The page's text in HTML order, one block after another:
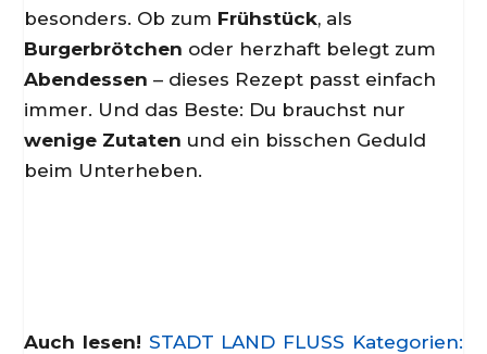
besonders. Ob zum Frühstück, als
Burgerbrötchen oder herzhaft belegt zum
Abendessen – dieses Rezept passt einfach
immer. Und das Beste: Du brauchst nur
wenige Zutaten und ein bisschen Geduld
beim Unterheben.
Auch lesen! STADT LAND FLUSS Kategorien: